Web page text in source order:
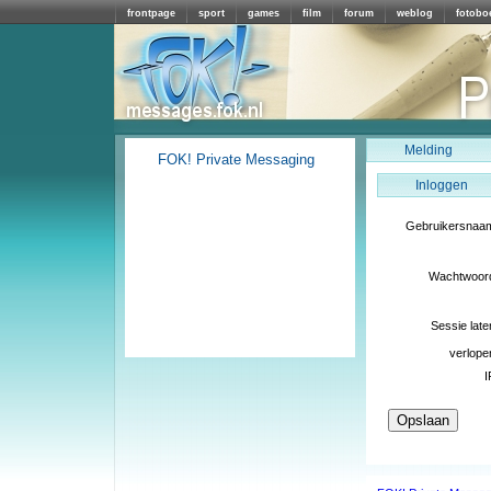
frontpage sport games film forum weblog
Melding
Inloggen
Sessie
FOK! Private Messaging